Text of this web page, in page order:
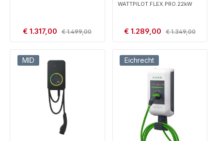
Verkaufspreis:
€ 1.317,00 Regulärer Preis:
€ 1.499,00
WATTPILOT.FLEX.PRO.22kW
Verkaufspreis:
€ 1.289,00 Regulärer Preis:
€ 1.349,00
MID Eichrecht